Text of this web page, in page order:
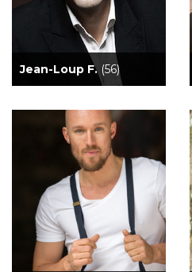
Jean-Loup F. (56)